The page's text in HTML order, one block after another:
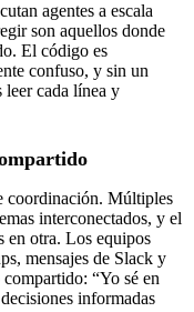
agentes a escala
son aquellos donde
El código es
confuso, y sin un
leer cada línea y
coordinación. Múltiples
interconectados, y el
en otra. Los equipos
mensajes de Slack y
“Yo sé en
informadas